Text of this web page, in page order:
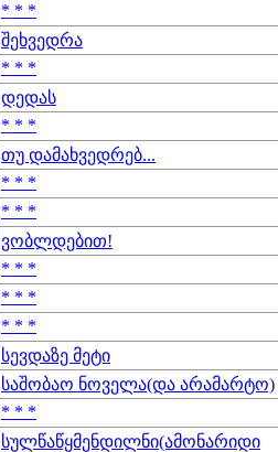
* * *
შეხვედრა
* * *
დედას
* * *
თუ დამახვედრებ...
* * *
* * *
ვობლდებით!
* * *
* * *
* * *
სევდაზე მეტი
საშობაო ნოველა(და არამარტო)
* * *
სულწაწყმენდილნი(ამონარიდი